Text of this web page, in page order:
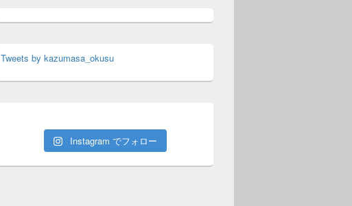
Tweets by kazumasa_okusu
Instagram でフォロー